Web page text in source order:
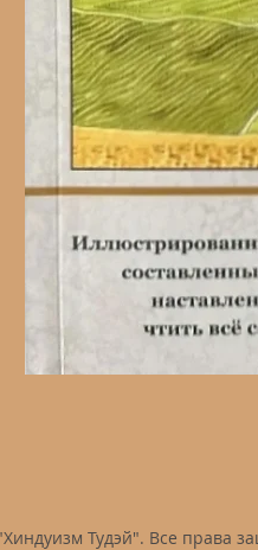
Тудэй". Все права